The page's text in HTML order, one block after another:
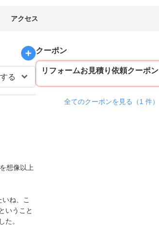
アクセス
想像以上
ね、こ
いうこと
た。
クーポン
リフォームお見積り依頼クーポン
全てのクーポンを見る（1 件）